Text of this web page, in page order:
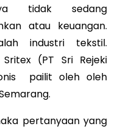
tidak sedang
atau keuangan.
industri tekstil.
(PT Sri Rejeki
pailit oleh oleh
pertanyaan yang